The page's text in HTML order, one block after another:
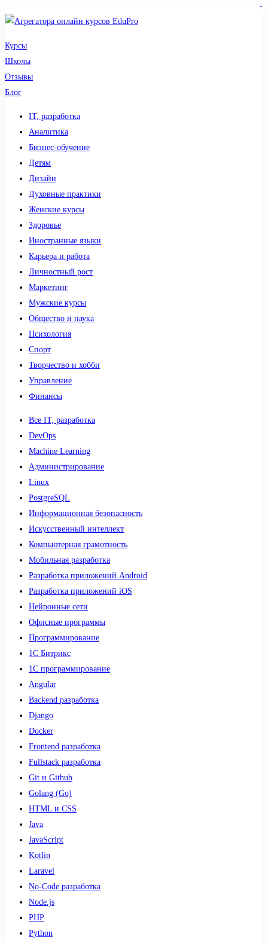
Курсы
Школы
Отзывы
Блог
IT, разработка
Аналитика
Бизнес-обучение
Детям
Дизайн
Духовные практики
Женские курсы
Здоровье
Иностранные языки
Карьера и работа
Личностный рост
Маркетинг
Мужские курсы
Общество и наука
Психология
Спорт
Творчество и хобби
Управление
Финансы
Все IT, разработка
DevOps
Machine Learning
Администрирование
Linux
PostgreSQL
Информационная безопасность
Искусственный интеллект
Компьютерная грамотность
Мобильная разработка
Разработка приложений Android
Разработка приложений iOS
Нейронные сети
Офисные программы
Программирование
1С Битрикс
1С программирование
Angular
Backend разработка
Django
Docker
Frontend разработка
Fullstack разработка
Git и Github
Golang (Go)
HTML и CSS
Java
JavaScript
Kotlin
Laravel
No-Code разработка
Node.js
PHP
Python